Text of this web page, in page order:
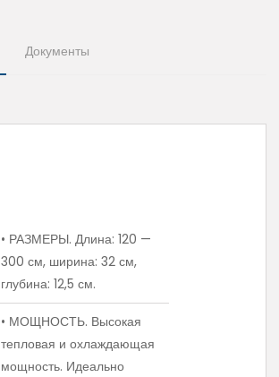
Документы
• РАЗМЕРЫ. Длина: 120 —
300 см, ширина: 32 см,
глубина: 12,5 см.
• МОЩНОСТЬ. Высокая
тепловая и охлаждающая
мощность. Идеально